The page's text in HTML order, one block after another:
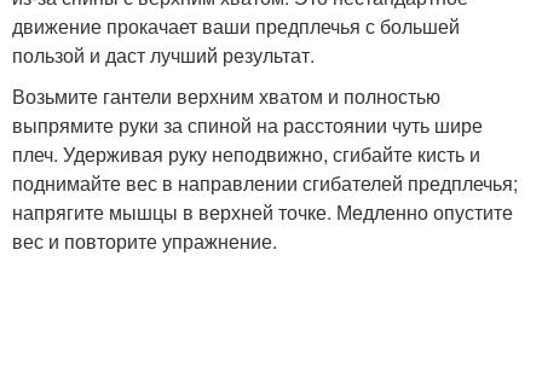
движение прокачает ваши предплечья с большей
пользой и даст лучший результат.
Возьмите гантели верхним хватом и полностью
выпрямите руки за спиной на расстоянии чуть шире
плеч. Удерживая руку неподвижно, сгибайте кисть и
поднимайте вес в направлении сгибателей предплечья;
напрягите мышцы в верхней точке. Медленно опустите
вес и повторите упражнение.